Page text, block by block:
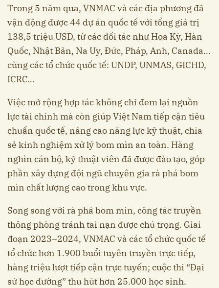
Trong 5 năm qua, VNMAC và các địa phương đã
vận động được 44 dự án quốc tế với tổng giá trị
138,5 triệu USD, từ các đối tác như Hoa Kỳ, Hàn
Quốc, Nhật Bản, Na Uy, Đức, Pháp, Anh, Canada…
cùng các tổ chức quốc tế: UNDP, UNMAS, GICHD,
ICRC…
Việc mở rộng hợp tác không chỉ đem lại nguồn
lực tài chính mà còn giúp Việt Nam tiếp cận tiêu
chuẩn quốc tế, nâng cao năng lực kỹ thuật, chia
sẻ kinh nghiệm xử lý bom mìn an toàn. Hàng
nghìn cán bộ, kỹ thuật viên đã được đào tạo, góp
phần xây dựng đội ngũ chuyên gia rà phá bom
mìn chất lượng cao trong khu vực.
Song song với rà phá bom mìn, công tác truyền
thông phòng tránh tai nạn được chú trọng. Giai
đoạn 2023–2024, VNMAC và các tổ chức quốc tế
tổ chức hơn 1.900 buổi tuyên truyền trực tiếp,
hàng triệu lượt tiếp cận trực tuyến; cuộc thi “Đại
sứ học đường” thu hút hơn 25.000 học sinh.